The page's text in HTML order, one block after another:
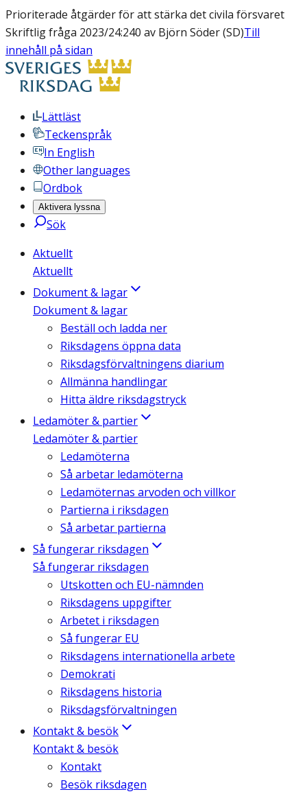
Prioriterade åtgärder för att stärka det civila försvaret
Skriftlig fråga 2023/24:240 av Björn Söder (SD)Till
innehåll på sidan
Lättläst
Teckenspråk
In English
Other languages
Ordbok
Aktivera lyssna
Sök
Aktuellt
Aktuellt
Dokument & lagar
Dokument & lagar
Beställ och ladda ner
Riksdagens öppna data
Riksdagsförvaltningens diarium
Allmänna handlingar
Hitta äldre riksdagstryck
Ledamöter & partier
Ledamöter & partier
Ledamöterna
Så arbetar ledamöterna
Ledamöternas arvoden och villkor
Partierna i riksdagen
Så arbetar partierna
Så fungerar riksdagen
Så fungerar riksdagen
Utskotten och EU-nämnden
Riksdagens uppgifter
Arbetet i riksdagen
Så fungerar EU
Riksdagens internationella arbete
Demokrati
Riksdagens historia
Riksdagsförvaltningen
Kontakt & besök
Kontakt & besök
Kontakt
Besök riksdagen